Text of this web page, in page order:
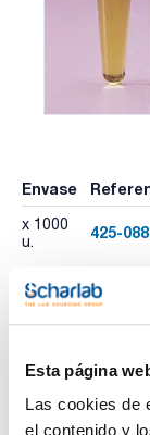
Esta página
Las cookies de
el contenido y
Envase
x 1000
u.
425-
producto
Características
Descripción :
Fondo : Redondo
Capacidad (ml) : 3